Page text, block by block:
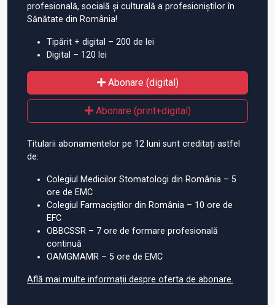
profesională, socială și culturală a profesioniștilor în
Sănătate din România!
Tipărit + digital – 200 de lei
Digital – 120 lei
Abonare (digital)
Abonare (print+digital)
Titularii abonamentelor pe 12 luni sunt creditați astfel
de:
Colegiul Medicilor Stomatologi din România – 5
ore de EMC
Colegiul Farmaciștilor din România – 10 ore de
EFC
OBBCSSR – 7 ore de formare profesională
continuă
OAMGMAMR – 5 ore de EMC
Află mai multe informații despre oferta de abonare.